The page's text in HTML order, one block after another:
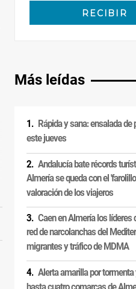
Más leídas
Rápida y sana: ensalada de
este jueves
Andalucía bate récords
Almería se queda con el
valoración de los viajeros
Caen en Almería los líderes
red de narcolanchas del
migrantes y tráfico de MDMA
Alerta amarilla por
hasta cuatro comarcas de